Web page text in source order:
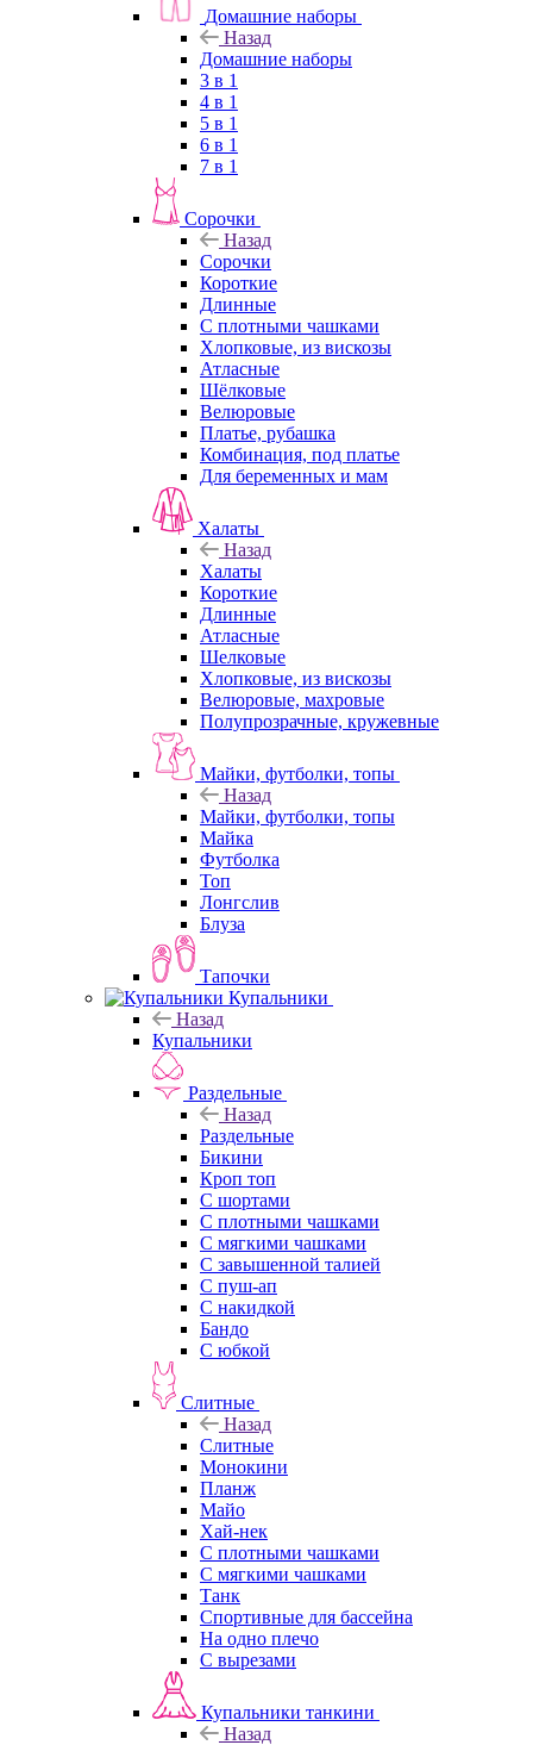
Домашние наборы
Назад
Домашние наборы
3 в 1
4 в 1
5 в 1
6 в 1
7 в 1
Сорочки
Назад
Сорочки
Короткие
Длинные
С плотными чашками
Хлопковые, из вискозы
Атласные
Шёлковые
Велюровые
Платье, рубашка
Комбинация, под платье
Для беременных и мам
Халаты
Назад
Халаты
Короткие
Длинные
Атласные
Шелковые
Хлопковые, из вискозы
Велюровые, махровые
Полупрозрачные, кружевные
Майки, футболки, топы
Назад
Майки, футболки, топы
Майка
Футболка
Топ
Лонгслив
Блуза
Тапочки
Купальники
Назад
Купальники
Раздельные
Назад
Раздельные
Бикини
Кроп топ
С шортами
С плотными чашками
С мягкими чашками
С завышенной талией
С пуш-ап
С накидкой
Бандо
С юбкой
Слитные
Назад
Слитные
Монокини
Планж
Майо
Хай-нек
С плотными чашками
С мягкими чашками
Танк
Спортивные для бассейна
На одно плечо
С вырезами
Купальники танкини
Назад